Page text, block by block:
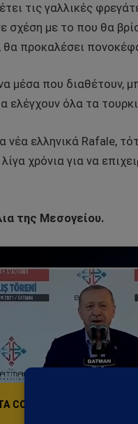
τις γαλλικές
σχέση με το που θα
προκαλέσει
μέσα που διαθέτουν,
ελέγχουν όλα τα
ελληνικά Rafale,
χρόνια για να
της Μεσογείου.
COOKIES ΜΆΡΚΕΤΙΝΓΚ